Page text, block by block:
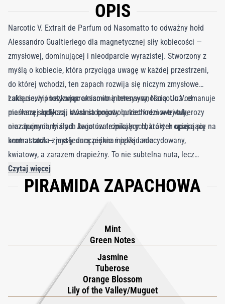
OPIS
Narcotic V. Extrait de Parfum od Nasomatto to odważny hołd
Alessandro Gualtieriego dla magnetycznej siły kobiecości —
zmysłowej, dominującej i nieodparcie wyrazistej. Stworzony z
myślą o kobiecie, która przyciąga uwagę w każdej przestrzeni,
do której wchodzi, ten zapach rozwija się niczym zmysłowe
zaklęcie, hipnotyzując aksamitną intensywnością. Już od
pierwszej aplikacji uwalnia bogaty bukiet kremowej tuberozy
oraz bujnych, białych kwiatów tropikalnych, których upajający
aromat otula zmysły aurą piękna i pożądania.
Luksusowy i bezkompromisowo intensywny, Narcotic V. emanuje
maślaną słodyczą, która stopniowo przechodzi w trwały,
niezapomniany ślad. Jego uzależniający charakter opiera się na
kontrastach — jest jednocześnie miękki i zdecydowany,
kwiatowy, a zarazem drapieżny. To nie subtelna nuta, lecz
wyraźna deklaracja, symbol pewności siebie i wewnętrznej siły.
Dzięki Narcotic V. marka Nasomatto uchwyciła esencję
Czytaj więcej
PIRAMIDA ZAPACHOWA
Mint
Green Notes
Jasmine
Tuberose
Orange Blossom
Lily of the Valley/Muguet